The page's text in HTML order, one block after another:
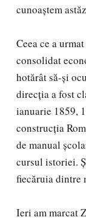
cunoaștem
Ceea ce a
consolidat
hotărât să-și
direcția a fost
ianuarie 1859,
construcția
de manual
cursul istoriei.
fiecăruia dintre
Ieri am marcat